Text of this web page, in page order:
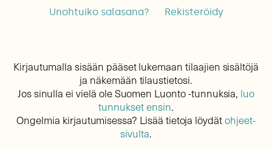
Unohtuiko salasana? Rekisteröidy
Kirjautumalla sisään pääset lukemaan tilaajien sisältöjä
ja näkemään tilaustietosi.
Jos sinulla ei vielä ole Suomen Luonto -tunnuksia, luo
tunnukset ensin.
Ongelmia kirjautumisessa? Lisää tietoja löydätohjeet-
sivulta.